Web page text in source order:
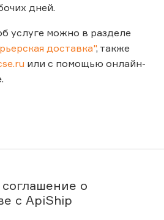
дней.
услуге можно в разделе
доставка", также
или с помощью онлайн-
о
с ApiShip